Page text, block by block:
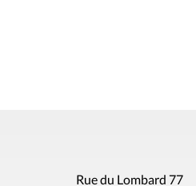
Rue du Lombard 77